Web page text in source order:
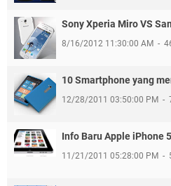
Sony Xperia Miro VS
8/16/2012 11:30:00 AM
10 Smartphone yang
12/28/2011 03:50:00 PM
Info Baru Apple iPhone
11/21/2011 05:28:00 PM